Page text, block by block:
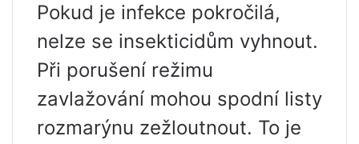
Pokud je infekce pokročilá,
nelze se insekticidům vyhnout.
Při porušení režimu
zavlažování mohou spodní listy
rozmarýnu zežloutnout. To je